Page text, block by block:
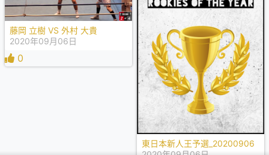
藤岡 立樹 VS 外村 大貴
2020年09月06日
0
東日本新人王予選_20200906